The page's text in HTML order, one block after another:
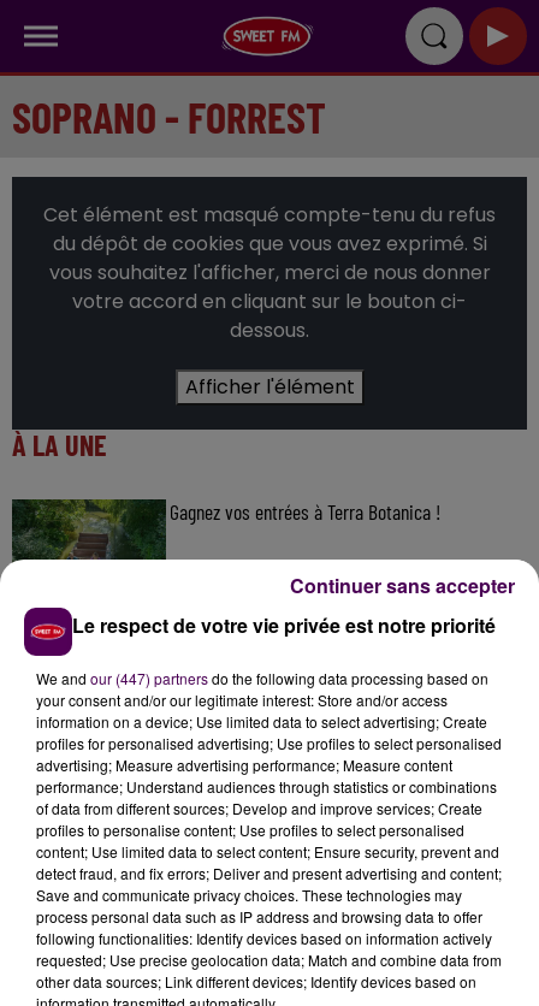
SOPRANO - FORREST
Cet élément est masqué compte-tenu du refus
du dépôt de cookies que vous avez exprimé. Si
vous souhaitez l'afficher, merci de nous donner
votre accord en cliquant sur le bouton ci-
dessous.
Afficher l'élément
À LA UNE
Gagnez vos entrées à Terra Botanica !
Inscrivez-vous au casting The Voice & The Voice
Honfleur : réouverture du quai Sainte-Catherine le
8 août
DERNIERS TITRES
Le respect de votre vie privée est notre priorité
We and our (447) partnersdo the following data processing based on
your consent and/or our legitimate interest: Store and/or access
information on a device; Use limited data to select advertising; Create
profiles for personalised advertising; Use profiles to select personalised
advertising; Measure advertising performance; Measure content
performance; Understand audiences through statistics or combinations
of data from different sources; Develop and improve services; Create
profiles to personalise content; Use profiles to select personalised
content; Use limited data to select content; Ensure security, prevent and
detect fraud, and fix errors; Deliver and present advertising and content;
Save and communicate privacy choices. These technologies may
process personal data such as IP address and browsing data to offer
following functionalities: Identify devices based on information actively
requested; Use precise geolocation data; Match and combine data from
other data sources; Link different devices; Identify devices based on
Continuer sans accepter